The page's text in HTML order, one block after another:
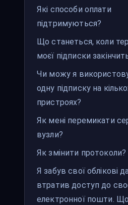
Які способи оплати
підтримуються?
Що станеться, коли
моєї підписки
Чи можу я
одну підписку на
пристроях?
Як мені перемикати
вузли?
Як змінити протоколи?
Я забув свої облікові
втратив доступ до
електронної пошти.